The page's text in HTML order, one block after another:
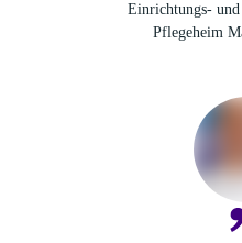
Einrichtungs-
Pflegeheim